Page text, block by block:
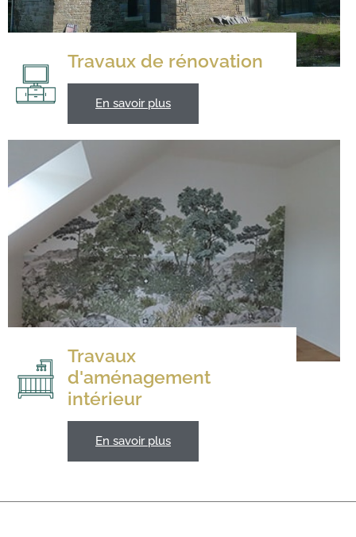
Travaux de rénovation
En savoir plus
Travaux
d'aménagement
intérieur
En savoir plus